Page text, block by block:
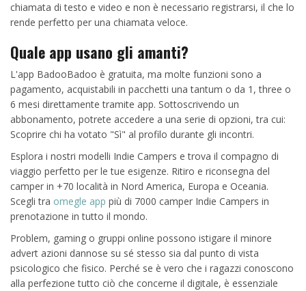
chiamata di testo e video e non è necessario registrarsi, il che lo
rende perfetto per una chiamata veloce.
Quale app usano gli amanti?
L'app BadooBadoo è gratuita, ma molte funzioni sono a
pagamento, acquistabili in pacchetti una tantum o da 1, three o
6 mesi direttamente tramite app. Sottoscrivendo un
abbonamento, potrete accedere a una serie di opzioni, tra cui:
Scoprire chi ha votato "Sì" al profilo durante gli incontri.
Esplora i nostri modelli Indie Campers e trova il compagno di
viaggio perfetto per le tue esigenze. Ritiro e riconsegna del
camper in +70 località in Nord America, Europa e Oceania.
Scegli tra omegle app più di 7000 camper Indie Campers in
prenotazione in tutto il mondo.
Problem, gaming o gruppi online possono istigare il minore
advert azioni dannose su sé stesso sia dal punto di vista
psicologico che fisico. Perché se è vero che i ragazzi conoscono
alla perfezione tutto ciò che concerne il digitale, è essenziale